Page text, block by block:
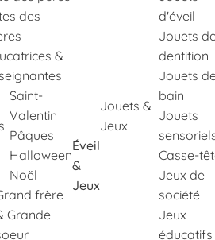
des
&
Saint-
Valentin
Pâques
Halloween
Noël
frère
Grande
Éveil
&
Jeux
Jouets &
Jeux
d'éveil
Jouets
dentition
Jouets
bain
Jouets
Casse-
Jeux de
société
Jeux
éducatifs